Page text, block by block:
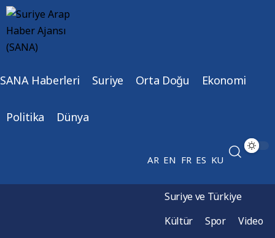
SANA Haberleri Suriye Orta Doğu Ekonomi
Politika Dünya
AR EN FR ES KU
Suriye ve Türkiye
Kültür
Spor
Video